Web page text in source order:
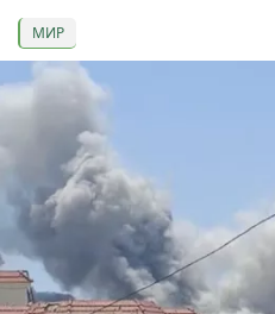
МИР